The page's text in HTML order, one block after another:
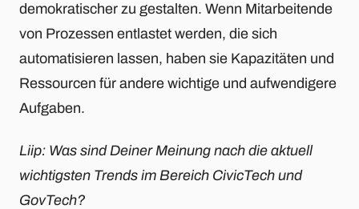
demokratischer zu gestalten. Wenn Mitarbeitende
von Prozessen entlastet werden, die sich
automatisieren lassen, haben sie Kapazitäten und
Ressourcen für andere wichtige und aufwendigere
Aufgaben.
Liip: Was sind Deiner Meinung nach die aktuell
wichtigsten Trends im Bereich CivicTech und
GovTech?